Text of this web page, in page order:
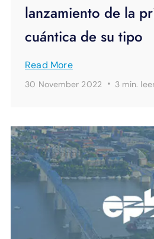
lanzamiento de la
cuántica de su tipo
Read More
30 November 2022 · 3 min.